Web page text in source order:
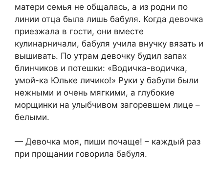
матери семья не общалась, а из родни по
линии отца была лишь бабуля. Когда девочка
приезжала в гости, они вместе
кулинарничали, бабуля учила внучку вязать и
вышивать. По утрам девочку будил запах
блинчиков и потешки: «Водичка-водичка,
умой-ка Юльке личико!» Руки у бабули были
нежными и очень мягкими, а глубокие
морщинки на улыбчивом загоревшем лице –
белыми.
— Девочка моя, пиши почаще! – каждый раз
при прощании говорила бабуля.